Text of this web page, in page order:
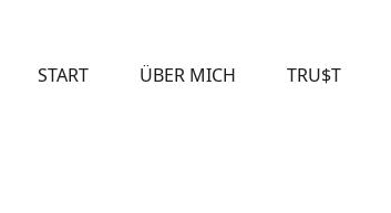
START ÜBER MICH TRU$T